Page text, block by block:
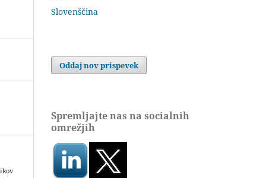
Slovenščina
Oddaj nov prispevek
Spremljajte nas na socialnih
omrežjih